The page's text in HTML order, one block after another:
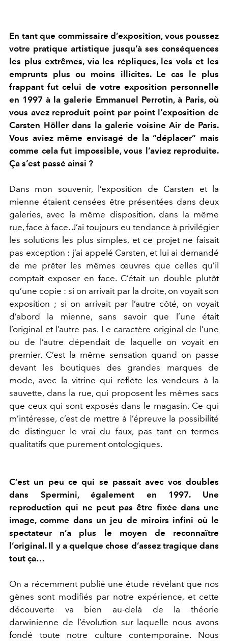
En tant que commissaire d’exposition, vous poussez
votre pratique artistique jusqu’à ses conséquences
les plus extrêmes, via les répliques, les vols et les
emprunts plus ou moins illicites. Le cas le plus
frappant fut celui de votre exposition personnelle
en 1997 à la galerie Emmanuel Perrotin, à Paris, où
vous avez reproduit point par point l’exposition de
Carsten Höller dans la galerie voisine Air de Paris.
Vous aviez même envisagé de la “déplacer” mais
comme cela fut impossible, vous l’aviez reproduite.
Ça s’est passé ainsi ?
Dans mon souvenir, l’exposition de Carsten et la
mienne étaient censées être présentées dans deux
galeries, avec la même disposition, dans la même
rue, face à face. J’ai toujours eu tendance à privilégier
les solutions les plus simples, et ce projet ne faisait
pas exception : j’ai appelé Carsten, et lui ai demandé
de me prêter les mêmes œuvres que celles qu’il
comptait exposer en face. C’était un double plutôt
qu’une copie : si on arrivait par la droite, on voyait son
exposition ; si on arrivait par l’autre côté, on voyait
d’abord la mienne, sans savoir que l’une était
l’original et l’autre pas. Le caractère original de l’une
ou de l’autre dépendait de laquelle on voyait en
premier. C’est la même sensation quand on passe
devant les boutiques des grandes marques de
mode, avec la vitrine qui reflète les vendeurs à la
sauvette, dans la rue, qui proposent les mêmes sacs
que ceux qui sont exposés dans le magasin. Ce qui
m’intéresse, c’est de mettre à l’épreuve la possibilité
de distinguer le vrai du faux, pas tant en termes
qualitatifs que purement ontologiques.
C’est un peu ce qui se passait avec vos doubles
dans Spermini, également en 1997. Une
reproduction qui ne peut pas être fixée dans une
image, comme dans un jeu de miroirs infini où le
spectateur n’a plus le moyen de reconnaître
l’original. Il y a quelque chose d’assez tragique dans
tout ça…
On a récemment publié une étude révélant que nos
gènes sont modifiés par notre expérience, et cette
découverte va bien au-delà de la théorie
darwinienne de l’évolution sur laquelle nous avons
fondé toute notre culture contemporaine. Nous